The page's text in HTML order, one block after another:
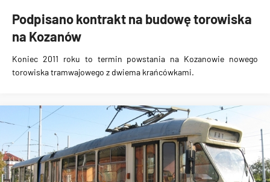
Podpisano kontrakt na budowę torowiska
na Kozanów
Koniec 2011 roku to termin powstania na Kozanowie nowego
torowiska tramwajowego z dwiema krańcówkami.